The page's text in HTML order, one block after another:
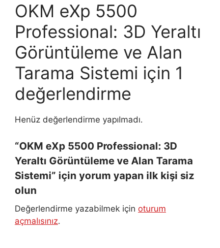
OKM eXp 5500
Professional: 3D Yeraltı
Görüntüleme ve Alan
Tarama Sistemi için 1
değerlendirme
Henüz değerlendirme yapılmadı.
“OKM eXp 5500 Professional: 3D
Yeraltı Görüntüleme ve Alan Tarama
Sistemi” için yorum yapan ilk kişi siz
olun
Değerlendirme yazabilmek için oturum
açmalısınız.